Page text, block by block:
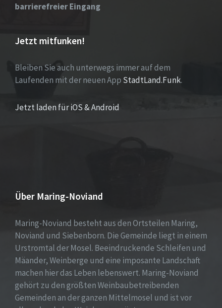
barrierefreier Eingang
Jetzt mitfunken!
Bleiben Sie auch unterwegs immer auf dem
Laufenden mit der neuen App StadtLand.Funk.
Jetzt laden für iOS & Android
Über Maring-Noviand
Maring-Noviand besteht aus den Ortsteilen Maring,
Noviand und Siebenborn. Die Gemeinde liegt in einem
Urstromtal der Mosel. Beeindruckende Schleifen und
Mäander, Weinberge und eine imposante Landschaft
machen hier das Leben lebenswert. Maring-Noviand
gehört zu den größten Weinbaubetreibenden
Gemeinden an der ganzen Mittelmosel und ist vor